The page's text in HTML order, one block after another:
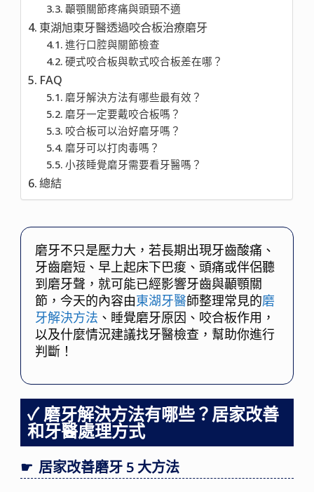
顳顎關節疼痛與頭頸不適
東湖旭東牙醫透過咬合板治療磨牙
進行口腔與關節檢查
硬式咬合板與軟式咬合板差在哪？
FAQ
磨牙解決方法有哪些最有效？
磨牙一定要戴咬合板嗎？
咬合板可以治好磨牙嗎？
磨牙可以打肉毒嗎？
小孩睡覺磨牙需要看牙醫嗎？
總結
磨牙不只是壓力大，若長期出現牙齒酸痛、
牙齒磨短、早上起床下巴痠、頭痛或伴侶聽
到磨牙聲，就可能已經影響牙齒與顳顎關
節，今天的內容由東湖牙醫師整理常見的磨
牙解決方法 、睡覺磨牙原因、咬合板作用，
以及什麼情況建議找牙醫檢查，幫助你進行
判斷！
磨牙解決方法有哪些？居家改善
和牙醫處理方式
居家改善磨牙 5 大方法